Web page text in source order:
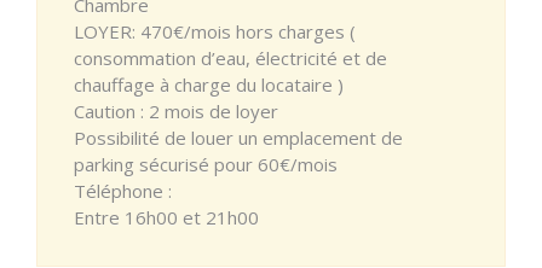
LOYER: 470€/mois hors charges (
consommation d’eau, électricité et de
chauffage à charge du locataire )
Caution : 2 mois de loyer
Possibilité de louer un emplacement de
parking sécurisé pour 60€/mois
Téléphone :
Entre 16h00 et 21h00